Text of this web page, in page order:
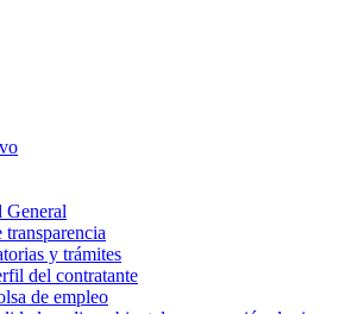
General
transparencia
y trámites
del contratante
de empleo